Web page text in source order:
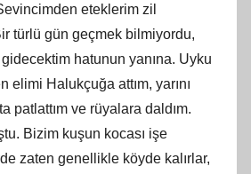
eteklerim zil
türlü gün geçmek bilmiyordu,
hatunun yanına. Uyku
elimi Halukçuğa attım, yarını
patlattım ve rüyalara daldım.
Bizim kuşun kocası işe
zaten genellikle köyde kalırlar,